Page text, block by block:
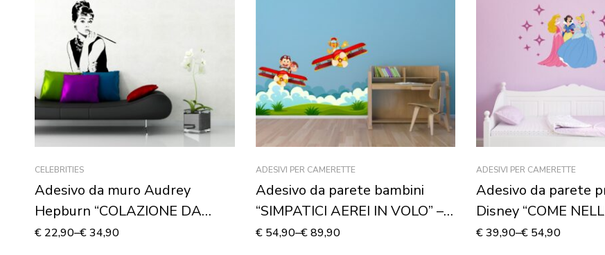
CELEBRITIES
Adesivo da muro Audrey
Hepburn “COLAZIONE DA
TIFFANY”
€ 22,90–€34,90
ADESIVI PER CAMERETTE
Adesivo da parete bambini
“SIMPATICI AEREI IN VOLO” –
Adesivo murale
€54,90–€89,90
ADESIVI PER CAMERETTE
Adesivo da parete
Disney “COME
– Adesivo murale
€39,90–€ 54,90